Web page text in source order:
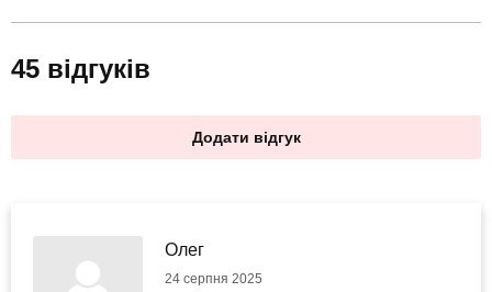
45 відгуків
Додати відгук
Олег
24 серпня 2025